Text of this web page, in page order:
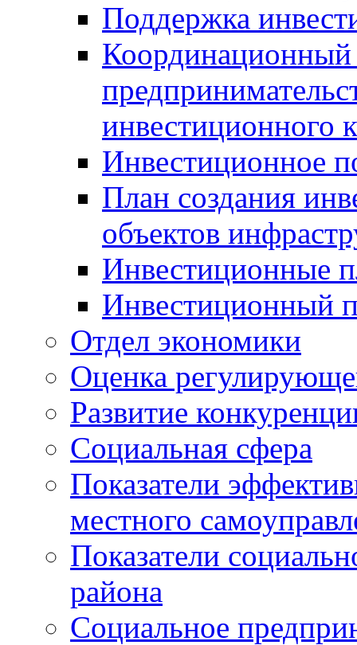
Поддержка
Координационный
инвестиционного
Инвестиционное
План создания
объектов
Инвестиционные
Инвестиционный
Отдел экономики
Оценка
Развитие
Социальная сфера
Показатели
местного
Показатели
района
Социальное